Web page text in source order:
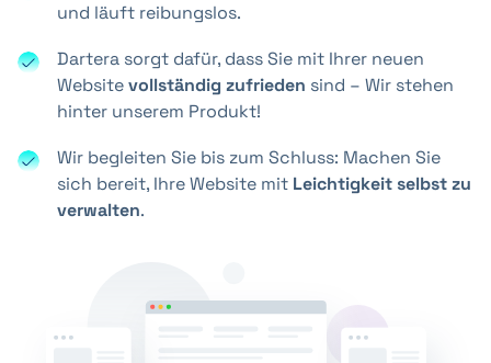
und läuft reibungslos.
Dartera sorgt dafür, dass Sie mit Ihrer neuen
Websitevollständig zufrieden sind – Wir stehen
hinter unserem Produkt!
Wir begleiten Sie bis zum Schluss: Machen Sie
sich bereit, Ihre Website mit Leichtigkeit selbst zu
verwalten.